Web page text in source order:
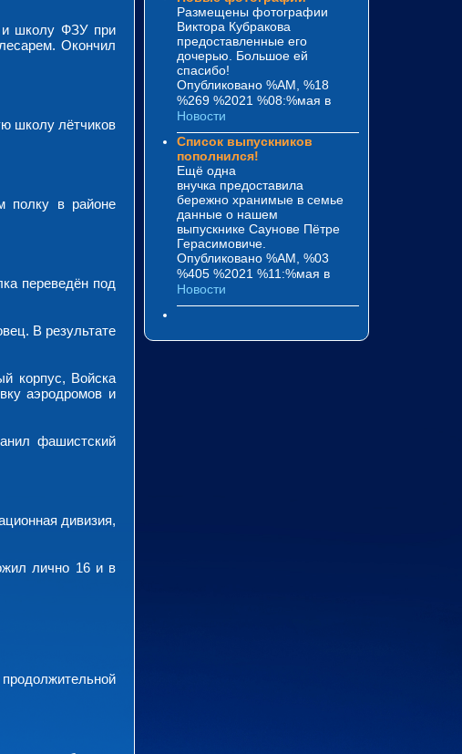
и школу ФЗУ при
Окончил
школу лётчиков
полку в районе
переведён под
В результате
корпус, Войска
аэродромов и
фашистский
дивизия,
лично 16 и в
Размещены фотографии
Виктора Кубракова
предоставленные его
дочерью. Большое ей
спасибо!
Опубликовано %AM, %18
%269 %2021 %08:%мая в
Новости
Список выпускников
пополнился!
Ещё одна
внучка предоставила
бережно хранимые в семье
данные о нашем
выпускнике Саунове Пётре
Герасимовиче.
Опубликовано %AM, %03
%405 %2021 %11:%мая в
Новости